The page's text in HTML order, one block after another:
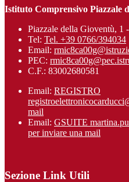
Istituto Comprensivo Piazzale
Piazzale della Gioventù, 1
Tel: Tel. +39 0766/394034
Email:
PEC:
C.F.: 83002680581
Email: REGISTRO
mail
Email: GSUITE
per inviare una mail
Sezione Link Utili